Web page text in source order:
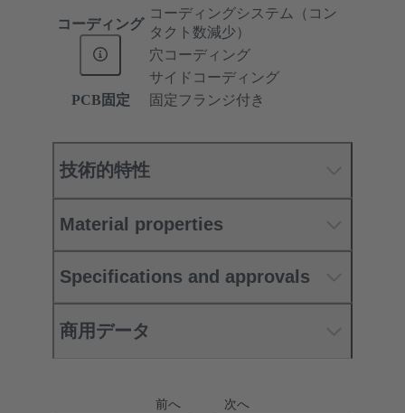
コーディング
コーディングシステム（コン
タクト数減少）
穴コーディング
サイドコーディング
PCB固定
固定フランジ付き
技術的特性
Material properties
Specifications and approvals
商用データ
前へ 次へ